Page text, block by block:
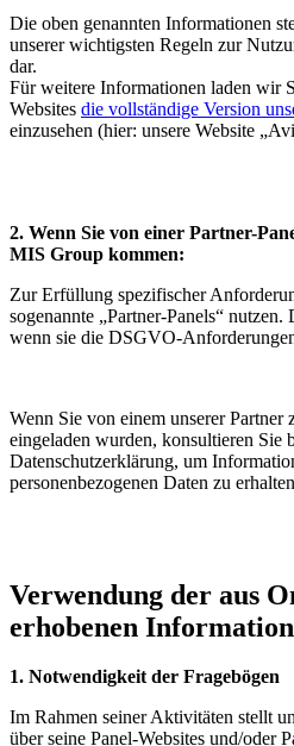
Die oben genannten Informationen
unserer wichtigsten Regeln zur
dar.
Für weitere Informationen laden wir
Websites die vollständige Version
einzusehen (hier: unsere Website
2. Wenn Sie von einer Partner-
MIS Group kommen:
Zur Erfüllung spezifischer
sogenannte „Partner-Panels“
wenn sie die DSGVO-
Wenn Sie von einem unserer Partner
eingeladen wurden, konsultieren Sie
Datenschutzerklärung, um
personenbezogenen Daten zu
Verwendung der aus
erhobenen
1. Notwendigkeit der Fragebögen
Im Rahmen seiner Aktivitäten stellt
über seine Panel-Websites und/oder